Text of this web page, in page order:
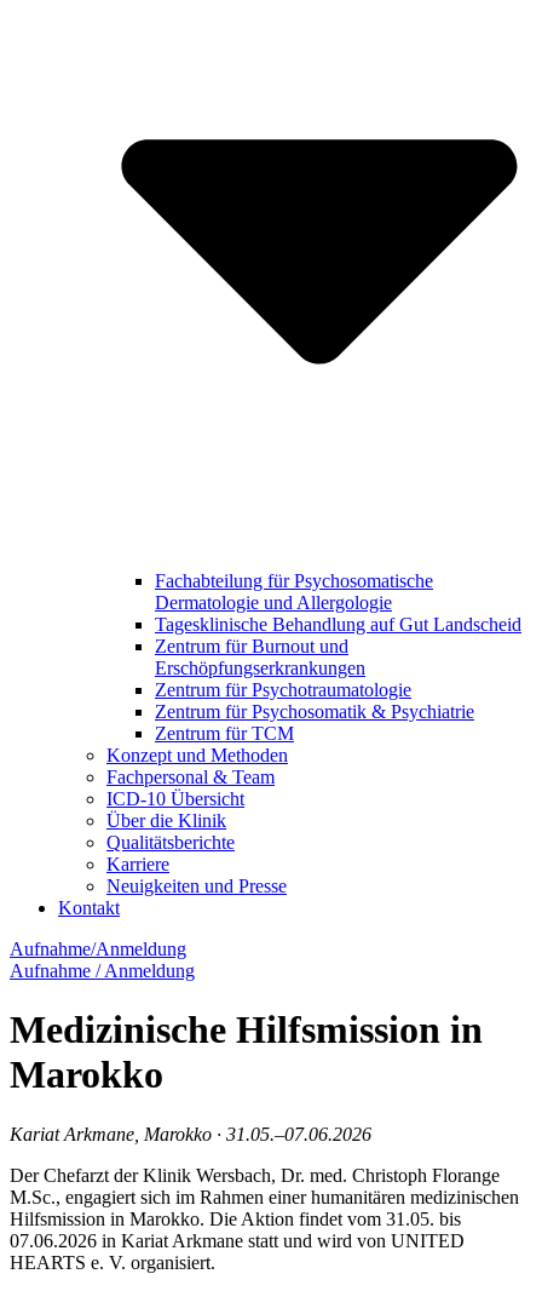
Fachabteilung für Psychosomatische
Dermatologie und Allergologie
Tagesklinische Behandlung auf Gut Landscheid
Zentrum für Burnout und
Erschöpfungserkrankungen
Zentrum für Psychotraumatologie
Zentrum für Psychosomatik & Psychiatrie
Zentrum für TCM
Konzept und Methoden
Fachpersonal & Team
ICD-10 Übersicht
Über die Klinik
Qualitätsberichte
Karriere
Neuigkeiten und Presse​
Kontakt
Aufnahme/Anmeldung
Aufnahme / Anmeldung
Medizinische Hilfsmission in
Marokko
Kariat Arkmane, Marokko · 31.05.–07.06.2026
Der Chefarzt der Klinik Wersbach, Dr. med. Christoph Florange
M.Sc., engagiert sich im Rahmen einer humanitären medizinischen
Hilfsmission in Marokko. Die Aktion findet vom 31.05. bis
07.06.2026 in Kariat Arkmane statt und wird von UNITED
HEARTS e. V. organisiert.